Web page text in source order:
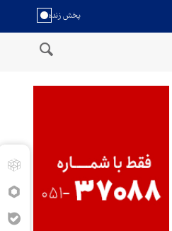
را با موشک بالستیک هدف قرار